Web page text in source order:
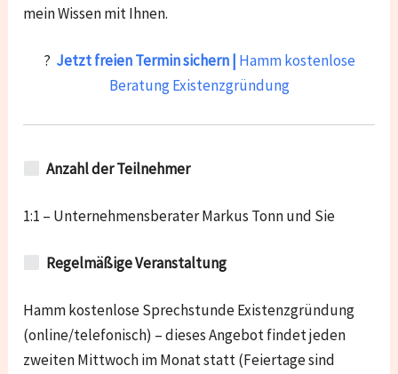
mein Wissen mit Ihnen.
? Jetzt freien Termin sichern | Hamm kostenlose
Beratung Existenzgründung
Anzahl der Teilnehmer
1:1 – Unternehmensberater Markus Tonn und Sie
Regelmäßige Veranstaltung
Hamm kostenlose Sprechstunde Existenzgründung
(online/telefonisch) – dieses Angebot findet jeden
zweiten Mittwoch im Monat statt (Feiertage sind